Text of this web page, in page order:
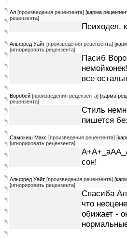
Ал [произведения рецензента] [карма
рецензента]
Психодел,
Альфред Уайт [произведения рецензента]
[игнорировать рецензента]
Пасиб
все
Воробей [произведения рецензента] [карма
рецензента]
Стиль
пишется
Самокиш Макс [произведения рецензента]
[игнорировать рецензента]
сон!
Альфред Уайт [произведения рецензента]
[игнорировать рецензента]
Спасиба
что
обижает -